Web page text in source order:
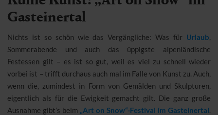
Gasteinertal
Nichts ist so schön wie das Vergängliche: Was für Urlaub,
Sommerabende und auch das üppigste alpenländische
Festessen gilt – es ist so gut, weil es viel zu schnell wieder
vorbei ist – trifft durchaus auch mal im Falle von Kunst zu. Auch,
wenn die, zumindest in Form von Gemälden und Skulpturen,
eigentlich als für die Ewigkeit gemacht gilt. Die ganz große
Ausnahme gibt’s beim „Art on Snow“-Festival im Gasteinertal.